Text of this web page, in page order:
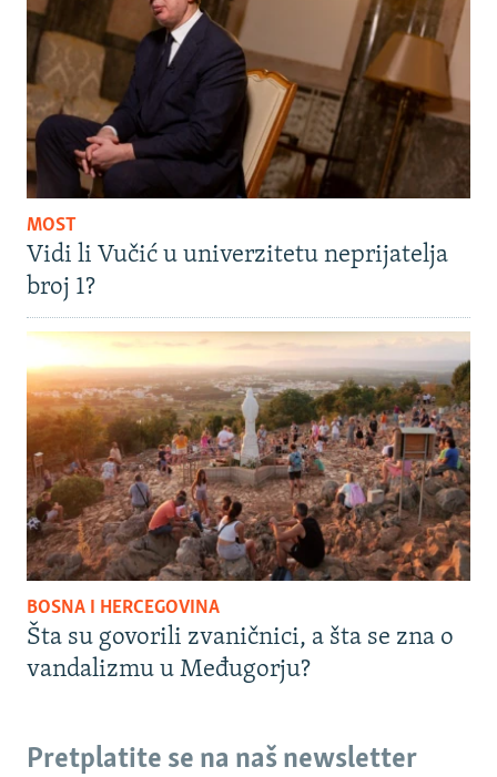
MOST
Vidi li Vučić u univerzitetu neprijatelja
broj 1?
BOSNA I HERCEGOVINA
Šta su govorili zvaničnici, a šta se zna o
vandalizmu u Međugorju?
Pretplatite se na naš newsletter